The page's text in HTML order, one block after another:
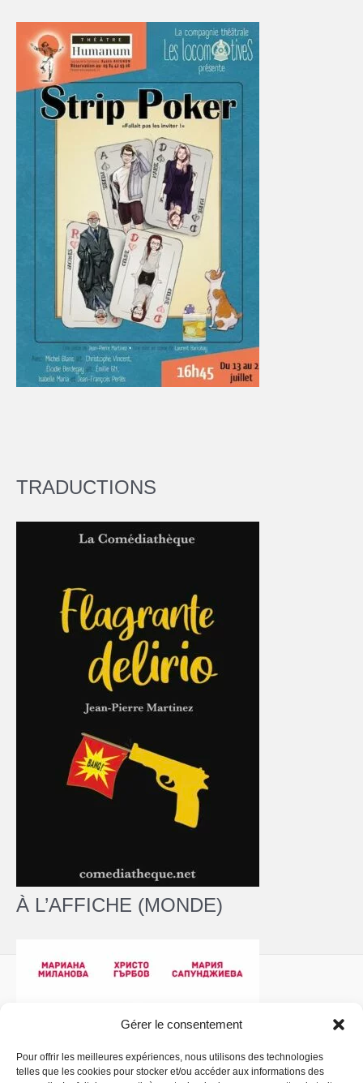
Gérer le consentement
Pour offrir les meilleures expériences, nous utilisons des technologies
telles que les cookies pour stocker et/ou accéder aux informations des
TRADUCTIONS
À L’AFFICHE (MONDE)
Politique de confidentialité - Copyright © 2026 La